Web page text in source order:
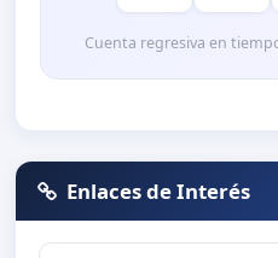
Cuenta regresiva en
Enlaces de Interés